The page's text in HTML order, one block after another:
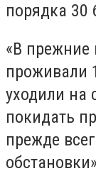
порядка 30
«В прежние
проживали
уходили на
покидать
прежде